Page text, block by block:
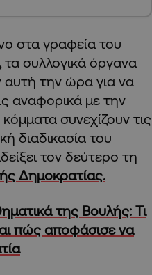
στα γραφεία του
τα συλλογικά όργανα
αυτή την ώρα για να
αναφορικά με την
κόμματα συνεχίζουν τις
διαδικασία του
τον δεύτερο τη
Δημοκρατίας.
της Βουλής: Τι
πώς αποφάσισε να